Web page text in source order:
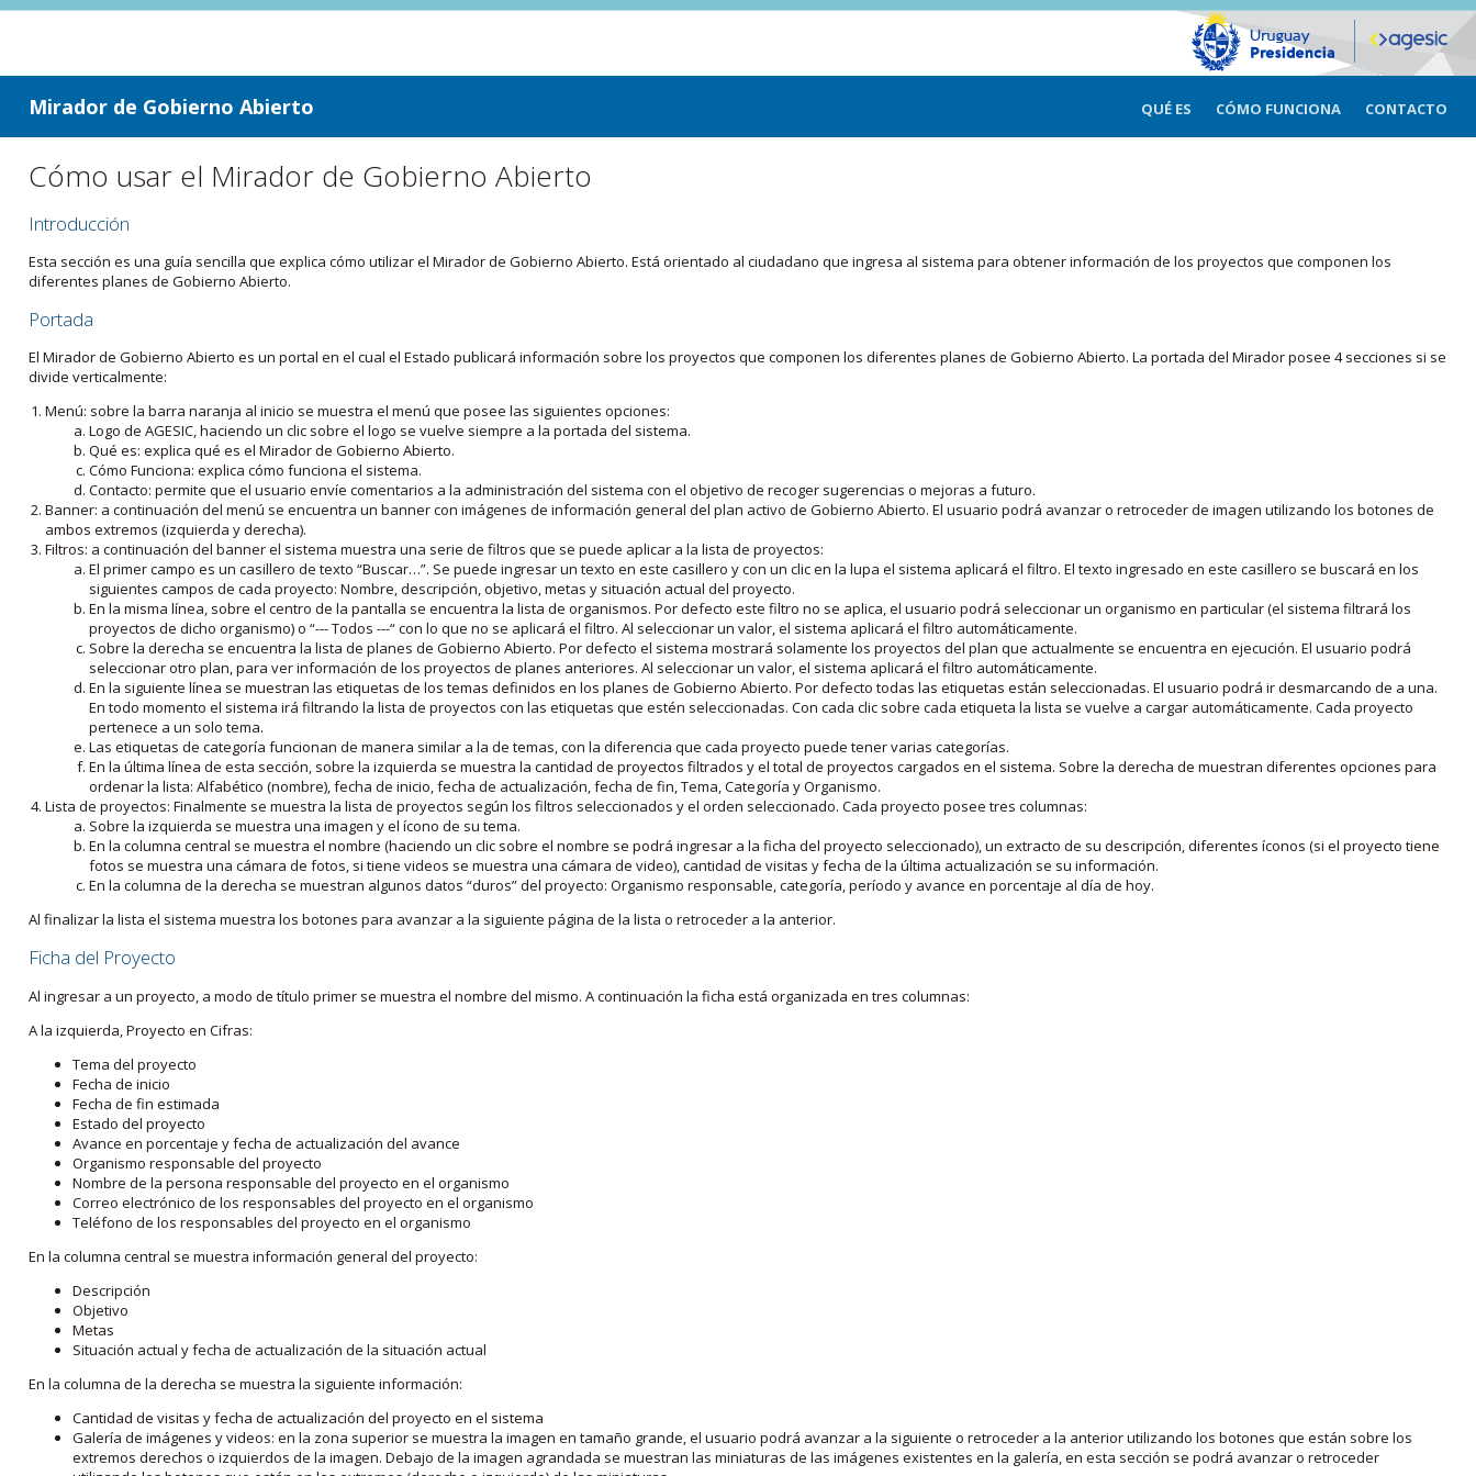
ir a contenido
ir al menú
Mirador de Gobierno Abierto QUÉ ES CÓMO FUNCIONA CONTACTO
Cómo usar el Mirador de Gobierno Abierto
Introducción
Esta sección es una guía sencilla que explica cómo utilizar el Mirador de Gobierno Abierto. Está orientado al ciudadano que ingresa al sistema para obtener información de los proyectos que componen los
diferentes planes de Gobierno Abierto.
Portada
El Mirador de Gobierno Abierto es un portal en el cual el Estado publicará información sobre los proyectos que componen los diferentes planes de Gobierno Abierto. La portada del Mirador posee 4 secciones si se
divide verticalmente:
Menú: sobre la barra naranja al inicio se muestra el menú que posee las siguientes opciones:
Logo de AGESIC, haciendo un clic sobre el logo se vuelve siempre a la portada del sistema.
Qué es: explica qué es el Mirador de Gobierno Abierto.
Cómo Funciona: explica cómo funciona el sistema.
Contacto: permite que el usuario envíe comentarios a la administración del sistema con el objetivo de recoger sugerencias o mejoras a futuro.
Banner: a continuación del menú se encuentra un banner con imágenes de información general del plan activo de Gobierno Abierto. El usuario podrá avanzar o retroceder de imagen utilizando los botones de
ambos extremos (izquierda y derecha).
Filtros: a continuación del banner el sistema muestra una serie de filtros que se puede aplicar a la lista de proyectos:
El primer campo es un casillero de texto “Buscar…”. Se puede ingresar un texto en este casillero y con un clic en la lupa el sistema aplicará el filtro. El texto ingresado en este casillero se buscará en los
siguientes campos de cada proyecto: Nombre, descripción, objetivo, metas y situación actual del proyecto.
En la misma línea, sobre el centro de la pantalla se encuentra la lista de organismos. Por defecto este filtro no se aplica, el usuario podrá seleccionar un organismo en particular (el sistema filtrará los
proyectos de dicho organismo) o “--- Todos ---“ con lo que no se aplicará el filtro. Al seleccionar un valor, el sistema aplicará el filtro automáticamente.
Sobre la derecha se encuentra la lista de planes de Gobierno Abierto. Por defecto el sistema mostrará solamente los proyectos del plan que actualmente se encuentra en ejecución. El usuario podrá
seleccionar otro plan, para ver información de los proyectos de planes anteriores. Al seleccionar un valor, el sistema aplicará el filtro automáticamente.
En la siguiente línea se muestran las etiquetas de los temas definidos en los planes de Gobierno Abierto. Por defecto todas las etiquetas están seleccionadas. El usuario podrá ir desmarcando de a una.
En todo momento el sistema irá filtrando la lista de proyectos con las etiquetas que estén seleccionadas. Con cada clic sobre cada etiqueta la lista se vuelve a cargar automáticamente. Cada proyecto
pertenece a un solo tema.
Las etiquetas de categoría funcionan de manera similar a la de temas, con la diferencia que cada proyecto puede tener varias categorías.
En la última línea de esta sección, sobre la izquierda se muestra la cantidad de proyectos filtrados y el total de proyectos cargados en el sistema. Sobre la derecha de muestran diferentes opciones para
ordenar la lista: Alfabético (nombre), fecha de inicio, fecha de actualización, fecha de fin, Tema, Categoría y Organismo.
Lista de proyectos: Finalmente se muestra la lista de proyectos según los filtros seleccionados y el orden seleccionado. Cada proyecto posee tres columnas:
Sobre la izquierda se muestra una imagen y el ícono de su tema.
En la columna central se muestra el nombre (haciendo un clic sobre el nombre se podrá ingresar a la ficha del proyecto seleccionado), un extracto de su descripción, diferentes íconos (si el proyecto tiene
fotos se muestra una cámara de fotos, si tiene videos se muestra una cámara de video), cantidad de visitas y fecha de la última actualización se su información.
En la columna de la derecha se muestran algunos datos “duros” del proyecto: Organismo responsable, categoría, período y avance en porcentaje al día de hoy.
Al finalizar la lista el sistema muestra los botones para avanzar a la siguiente página de la lista o retroceder a la anterior.
Ficha del Proyecto
Al ingresar a un proyecto, a modo de título primer se muestra el nombre del mismo. A continuación la ficha está organizada en tres columnas:
A la izquierda, Proyecto en Cifras:
Tema del proyecto
Fecha de inicio
Fecha de fin estimada
Estado del proyecto
Avance en porcentaje y fecha de actualización del avance
Organismo responsable del proyecto
Nombre de la persona responsable del proyecto en el organismo
Correo electrónico de los responsables del proyecto en el organismo
Teléfono de los responsables del proyecto en el organismo
En la columna central se muestra información general del proyecto:
Descripción
Objetivo
Metas
Situación actual y fecha de actualización de la situación actual
En la columna de la derecha se muestra la siguiente información:
Cantidad de visitas y fecha de actualización del proyecto en el sistema
Galería de imágenes y videos: en la zona superior se muestra la imagen en tamaño grande, el usuario podrá avanzar a la siguiente o retroceder a la anterior utilizando los botones que están sobre los
extremos derechos o izquierdos de la imagen. Debajo de la imagen agrandada se muestran las miniaturas de las imágenes existentes en la galería, en esta sección se podrá avanzar o retroceder